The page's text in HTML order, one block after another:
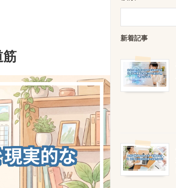
新着記事